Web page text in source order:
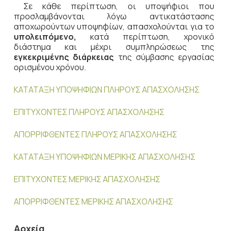
Σε κάθε περίπτωση, οι υποψήφιοι που
προσλαμβάνονται λόγω αντικατάστασης
αποχωρούντων υποψηφίων, απασχολούνται για το
υπολειπόμενο, κατά περίπτωση, χρονικό
διάστημα και μέχρι συμπληρώσεως της
εγκεκριμένης διάρκειας της σύμβασης εργασίας
ορισμένου χρόνου.
ΚΑΤΑΤΑΞΗ ΥΠΟΨΗΦΙΩΝ ΠΛΗΡΟΥΣ ΑΠΑΣΧΟΛΗΣΗΣ
ΕΠΙΤΥΧΟΝΤΕΣ ΠΛΗΡΟΥΣ ΑΠΑΣΧΟΛΗΣΗΣ
ΑΠΟΡΡΙΦΘΕΝΤΕΣ ΠΛΗΡΟΥΣ ΑΠΑΣΧΟΛΗΣΗΣ
ΚΑΤΑΤΑΞΗ ΥΠΟΨΗΦΙΩΝ ΜΕΡΙΚΗΣ ΑΠΑΣΧΟΛΗΣΗΣ
ΕΠΙΤΥΧΟΝΤΕΣ ΜΕΡΙΚΗΣ ΑΠΑΣΧΟΛΗΣΗΣ
ΑΠΟΡΡΙΦΘΕΝΤΕΣ ΜΕΡΙΚΗΣ ΑΠΑΣΧΟΛΗΣΗΣ
Αρχεία